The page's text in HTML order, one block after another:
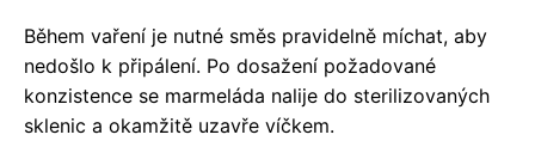
Během vaření je nutné směs pravidelně míchat, aby
nedošlo k připálení. Po dosažení požadované
konzistence se marmeláda nalije do sterilizovaných
sklenic a okamžitě uzavře víčkem.